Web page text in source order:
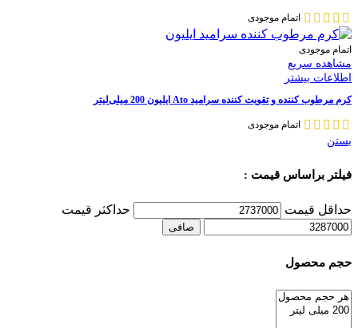
اتمام موجودی
اتمام موجودی
مشاهده سریع
اطلاعات بیشتر
کرم مرطوب کننده و تقویت کننده سرامید Ato ایلیون 200 میلی‌لیتر
اتمام موجودی
بستن
فیلتر براساس قیمت :
حداقل قیمت حداكثر قيمت
صافی
حجم محصول